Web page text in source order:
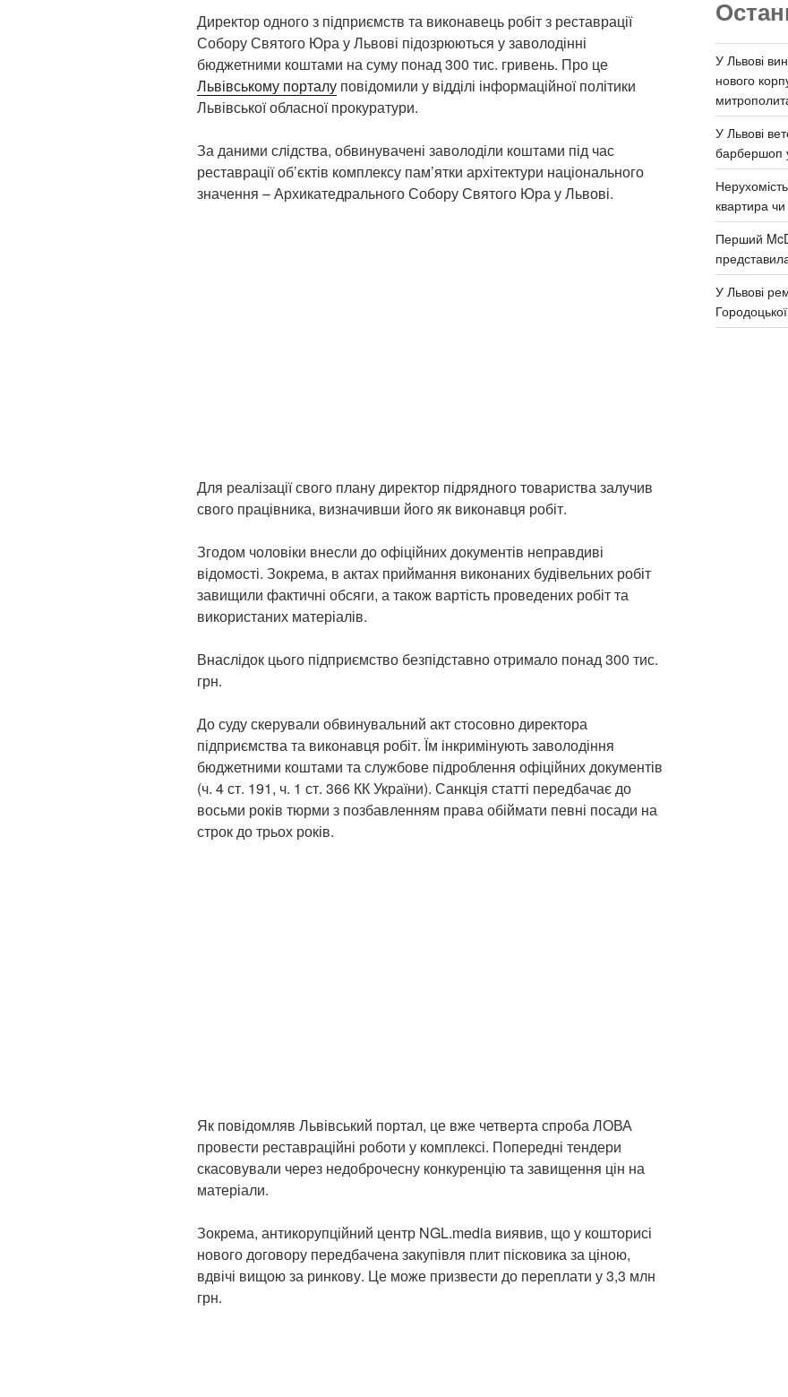
Директор одного з підприємств та виконавець робіт з реставрації
Собору Святого Юра у Львові підозрюються у заволодінні
бюджетними коштами на суму понад 300 тис. гривень. Про це
Львівському порталу повідомили у відділі інформаційної політики
Львівської обласної прокуратури.
За даними слідства, обвинувачені заволоділи коштами під час
реставрації об’єктів комплексу пам’ятки архітектури національного
значення – Архикатедрального Собору Святого Юра у Львові.
Для реалізації свого плану директор підрядного товариства залучив
свого працівника, визначивши його як виконавця робіт.
Згодом чоловіки внесли до офіційних документів неправдиві
відомості. Зокрема, в актах приймання виконаних будівельних робіт
завищили фактичні обсяги, а також вартість проведених робіт та
використаних матеріалів.
Внаслідок цього підприємство безпідставно отримало понад 300 тис.
грн.
До суду скерували обвинувальний акт стосовно директора
підприємства та виконавця робіт. Їм інкримінують заволодіння
бюджетними коштами та службове підроблення офіційних документів
(ч. 4 ст. 191, ч. 1 ст. 366 КК України). Санкція статті передбачає до
восьми років тюрми з позбавленням права обіймати певні посади на
строк до трьох років.
Як повідомляв Львівський портал, це вже четверта спроба ЛОВА
провести реставраційні роботи у комплексі. Попередні тендери
скасовували через недоброчесну конкуренцію та завищення цін на
матеріали.
Зокрема, антикорупційний центр NGL.media виявив, що у кошторисі
нового договору передбачена закупівля плит пісковика за ціною,
вдвічі вищою за ринкову. Це може призвести до переплати у 3,3 млн
грн.
У Львові
нового
У Львові
барбершоп
квартира
Перший
У Львові
Городоцької